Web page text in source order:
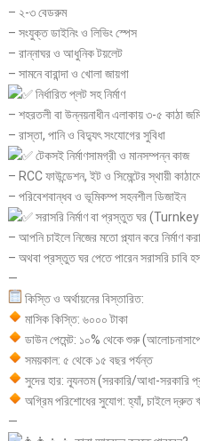
– ২-৩ বেডরুম
– সংযুক্ত ডাইনিং ও লিভিং স্পেস
– রান্নাঘর ও আধুনিক টয়লেট
– সামনে বারান্দা ও খোলা জায়গা
নির্ধারিত প্লট সহ নির্মাণ
– শহরতলী বা উন্নয়নাধীন এলাকায় ৩-৫ কাঠা
– রাস্তা, পানি ও বিদ্যুৎ সংযোগের সুবিধা
টেকসই নির্মাণসামগ্রী ও মানসম্পন্ন কাজ
– RCC ফাউন্ডেশন, ইট ও সিমেন্টের স্থায়ী
– পরিবেশবান্ধব ও ভূমিকম্প সহনশীল ডিজাইন
সরাসরি নির্মাণ বা প্রস্তুত ঘর
– আপনি চাইলে নিজের মতো প্ল্যান করে নির্মাণ
– অথবা প্রস্তুত ঘর পেতে পারেন সরাসরি চাবি
—
কিস্তি ও অর্থায়নের বিস্তারিত:
মাসিক কিস্তি: ৬০০০ টাকা
ডাউন পেমেন্ট: ১০% থেকে শুরু
সময়কাল: ৫ থেকে ১৫ বছর পর্যন্ত
সুদের হার: ন্যূনতম (সরকারি/আধা-সরকারি
অগ্রিম পরিশোধের সুযোগ: হ্যাঁ, চাইলে দ্রুত
—